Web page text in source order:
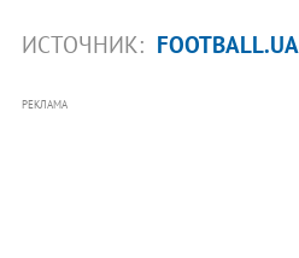
ИСТОЧНИК: FOOTBALL.UA
РЕКЛАМА